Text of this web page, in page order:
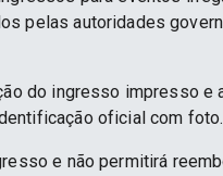
pelas autoridades
do ingresso impresso
oficial com foto.
e não permitirá